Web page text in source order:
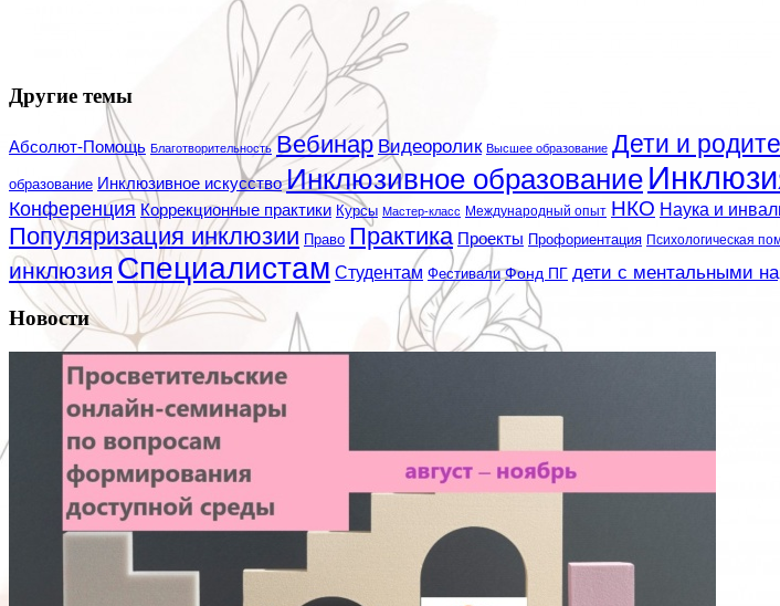
Другие темы
Абсолют-Помощь Благотворительность Вебинар Видеоролик Высшее образование Дети и
образование Инклюзивное искусство Инклюзивное образование
Конференция Коррекционные практики Курсы Мастер-класс Международный опыт НКО Наука и
Популяризация инклюзии Право Практика Проекты Профориентация Психологическая
инклюзия Специалистам Студентам Фестивали Фонд ПГ дети с ментальными
Новости